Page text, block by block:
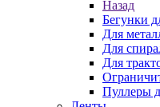
Назад
Бегунки
Для
Для
Для
Пуллеры